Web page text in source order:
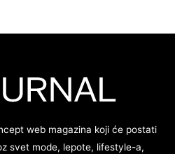
web magazina koji će postati
svet mode, lepote, lifestyle-a,